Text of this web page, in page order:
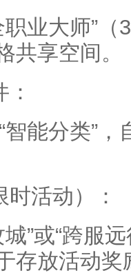
职业大师”
共享空间。
智能分类”
活动）：
”或“跨服
存放活动奖